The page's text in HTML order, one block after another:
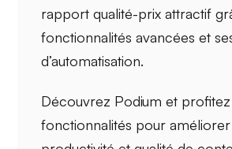
rapport qualité-prix attractif
fonctionnalités avancées et
d’automatisation.
Découvrez Podium et profitez
fonctionnalités pour